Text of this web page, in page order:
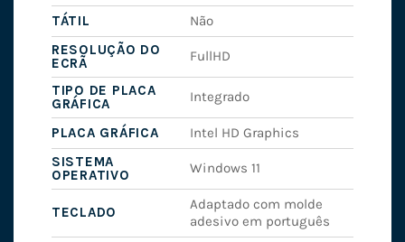
TÁTIL
Não
RESOLUÇÃO DO
ECRÃ
FullHD
TIPO DE PLACA
GRÁFICA
Integrado
PLACA GRÁFICA
Intel HD Graphics
SISTEMA
OPERATIVO
Windows 11
TECLADO
Adaptado com molde
adesivo em português